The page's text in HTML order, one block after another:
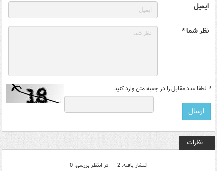
ایمیل
نظر شما *
* لطفا عدد مقابل را در جعبه متن وارد کنید
نظرات
انتشار یافته: 2 در انتظار بررسی: 0